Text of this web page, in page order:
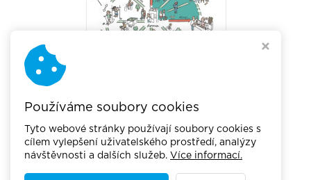
Používáme soubory cookies
Tyto webové stránky používají soubory cookies s
cílem vylepšení uživatelského prostředí, analýzy
návštěvnosti a dalších služeb. Více informací.